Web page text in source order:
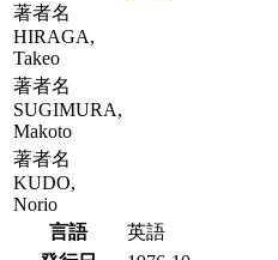
著者名
HIRAGA,
Takeo
著者名
SUGIMURA,
Makoto
著者名
KUDO,
Norio
言語
英語